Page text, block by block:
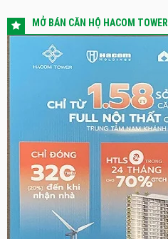
MỞ BÁN CĂN HỘ HACOM TOWER